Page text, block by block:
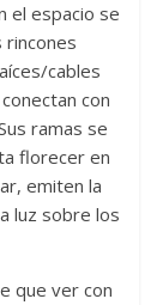
el espacio se
rincones
cables
con
ramas se
florecer en
emiten la
luz sobre los
que ver con